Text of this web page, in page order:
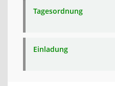
Tagesordnung
Einladung